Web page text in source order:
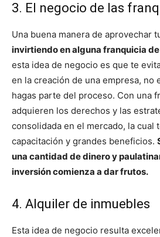
3. El negocio de las
Una buena manera de aprovechar
invirtiendo en alguna franquicia
esta idea de negocio es que te
en la creación de una empresa, no
hagas parte del proceso. Con una
adquieren los derechos y las
consolidada en el mercado, la cual
capacitación y grandes beneficios.
una cantidad de dinero y
inversión comienza a dar frutos.
4. Alquiler de inmuebles
Esta idea de negocio resulta